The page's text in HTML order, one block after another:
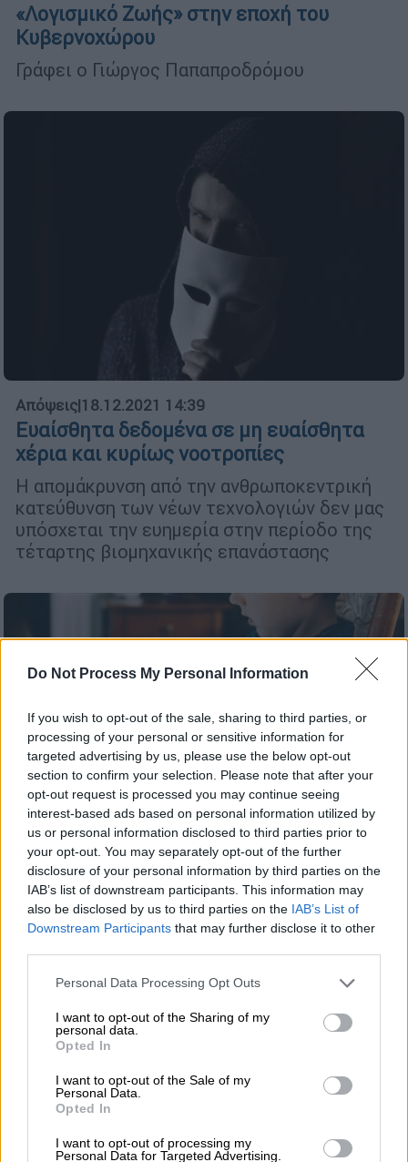
Do Not Process My Personal Information
If you wish to opt-out of the sale, sharing to third parties, or
processing of your personal or sensitive information for
targeted advertising by us, please use the below opt-out
section to confirm your selection. Please note that after your
opt-out request is processed you may continue seeing
interest-based ads based on personal information utilized by
us or personal information disclosed to third parties prior to
your opt-out. You may separately opt-out of the further
disclosure of your personal information by third parties on the
IAB’s list of downstream participants. This information may
also be disclosed by us to third parties on the IAB’s List of
Downstream Participants that may further disclose it to other
Please note that this website/app uses one or more Google
not limited to your visit or usage behaviour. You may click to
grant or deny consent to Google and its third-party tags to
use your data for below specified purposes in below Google
consent section.
Personal Data Processing Opt Outs
I want to opt-out of the Sharing of my
personal data.
Opted In
I want to opt-out of the Sale of my
Personal Data.
Opted In
I want to opt-out of processing my
Personal Data for Targeted Advertising.
«Λογισμικό Ζωής» στην εποχή του
Κυβερνοχώρου
Γράφει ο Γιώργος Παπαπροδρόμου
Απόψεις|18.12.2021 14:39
Ευαίσθητα δεδομένα σε μη ευαίσθητα
χέρια και κυρίως νοοτροπίες
Η απομάκρυνση από την ανθρωποκεντρική
κατεύθυνση των νέων τεχνολογιών δεν μας
υπόσχεται την ευημερία στην περίοδο της
τέταρτης βιομηχανικής επανάστασης
Απόψεις|28.05.2021 21:11
«Οθόνη» uber alles, με προκλήσεις που
δεν βλέπουμε
Η οθόνη σήμερα της πιο διαδεδομένης
συσκευής στον κόσμο που είναι το κινητό
χρήστες του Διαδικτύου οπτικοποιούν
δεδομένα και το αποτέλεσμα των
περιηγήσεων τους